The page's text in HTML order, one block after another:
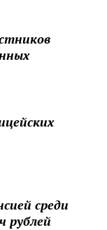
среди
рублей